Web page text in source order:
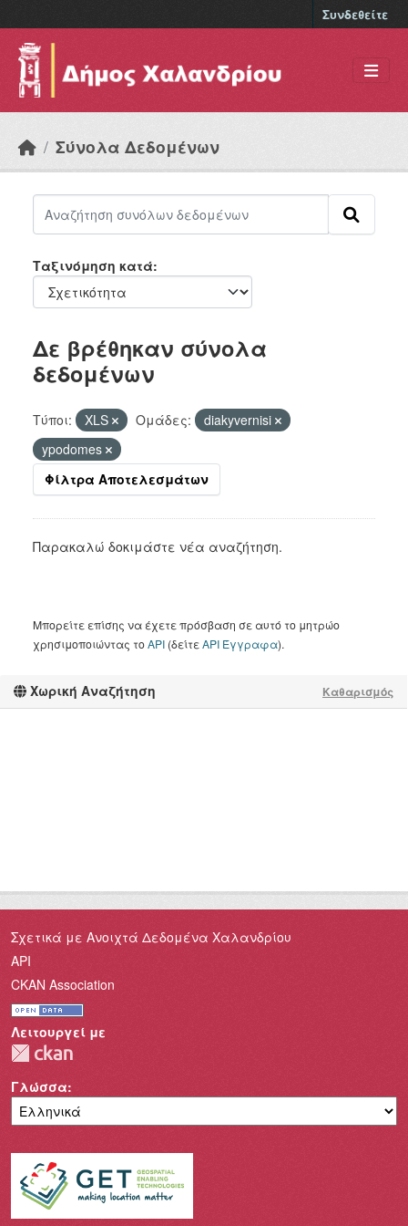
Συνδεθείτε
Σύνολα Δεδομένων
Χωρική Αναζήτηση Καθαρισμός
Ταξινόμηση κατά
Δε βρέθηκαν σύνολα
δεδομένων
Τύποι: XLS Ομάδες:
diakyvernisi
ypodomes
Φίλτρα Αποτελεσμάτων
Παρακαλώ δοκιμάστε νέα αναζήτηση.
Μπορείτε επίσης να έχετε πρόσβαση σε αυτό το μητρώο
χρησιμοποιώντας τοAPI (δείτεAPI Έγγραφα).
Σχετικά με Ανοιχτά Δεδομένα Χαλανδρίου
API
CKAN Association
Λειτουργεί με
Γλώσσα